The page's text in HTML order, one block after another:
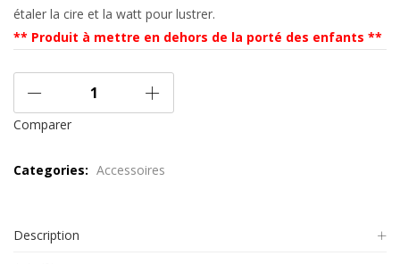
étaler la cire et la watt pour lustrer.
** Produit à mettre en dehors de la porté des enfants **
Comparer
Categories: Accessoires
Description